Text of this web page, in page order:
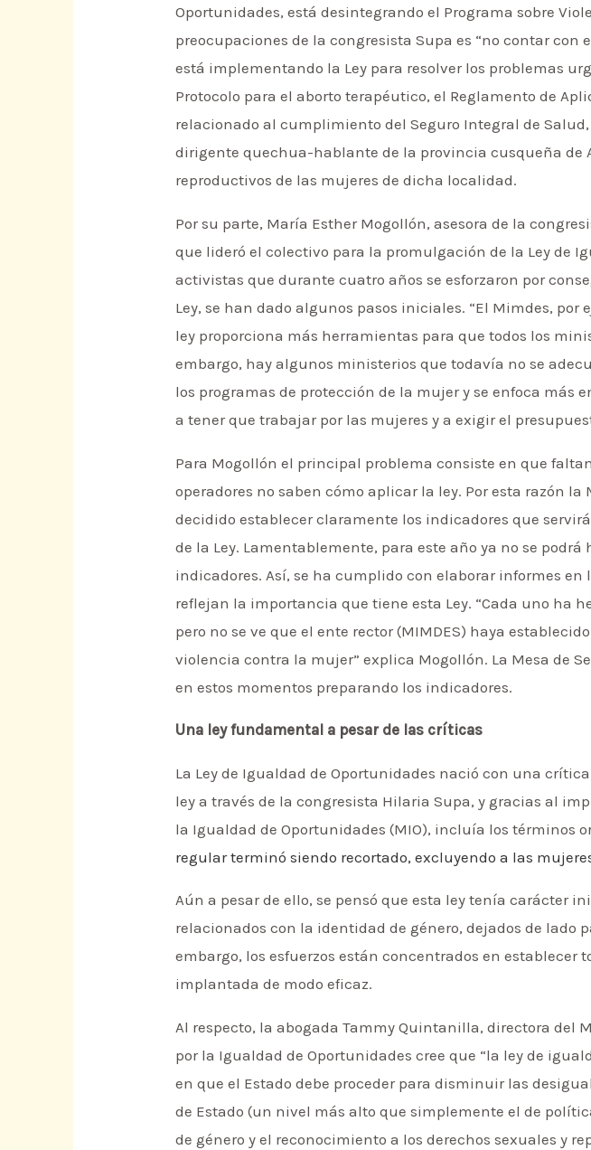
Oportunidades, está desintegrando el Programa sobre
preocupaciones de la congresista Supa es “no contar
está implementando la Ley para resolver los problemas
Protocolo para el aborto terapéutico, el Reglamento de
relacionado al cumplimiento del Seguro Integral de
dirigente quechua-hablante de la provincia cusqueña de
reproductivos de las mujeres de dicha localidad.
Por su parte, María Esther Mogollón, asesora de la
que lideró el colectivo para la promulgación de la Ley de
activistas que durante cuatro años se esforzaron por
Ley, se han dado algunos pasos iniciales. “El Mimdes,
ley proporciona más herramientas para que todos los
embargo, hay algunos ministerios que todavía no se
los programas de protección de la mujer y se enfoca más
a tener que trabajar por las mujeres y a exigir el
Para Mogollón el principal problema consiste en que
operadores no saben cómo aplicar la ley. Por esta razón
decidido establecer claramente los indicadores que
de la Ley. Lamentablemente, para este año ya no se
indicadores. Así, se ha cumplido con elaborar informes
reflejan la importancia que tiene esta Ley. “Cada uno ha
pero no se ve que el ente rector (MIMDES) haya
violencia contra la mujer” explica Mogollón. La Mesa de
en estos momentos preparando los indicadores.
Una ley fundamental a pesar de las críticas
La Ley de Igualdad de Oportunidades nació con una
ley a través de la congresista Hilaria Supa, y gracias al
la Igualdad de Oportunidades (MIO), incluía los términos
regular terminó siendo recortado, excluyendo a las
Aún a pesar de ello, se pensó que esta ley tenía carácter
relacionados con la identidad de género, dejados de lado
embargo, los esfuerzos están concentrados en establecer
implantada de modo eficaz.
Al respecto, la abogada Tammy Quintanilla, directora del
por la Igualdad de Oportunidades cree que “la ley de
en que el Estado debe proceder para disminuir las
de Estado (un nivel más alto que simplemente el de
de género y el reconocimiento a los derechos sexuales y